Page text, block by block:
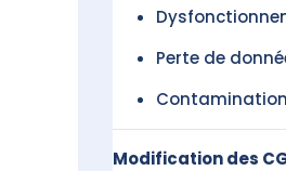
Perte de
Modification des